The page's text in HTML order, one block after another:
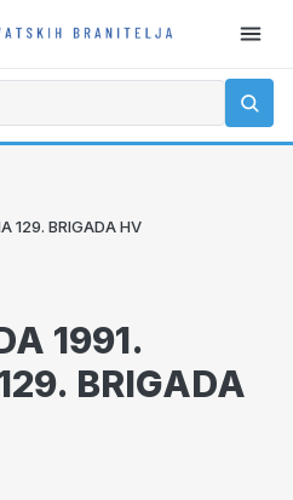
129. BRIGADA HV
1991.
BRIGADA